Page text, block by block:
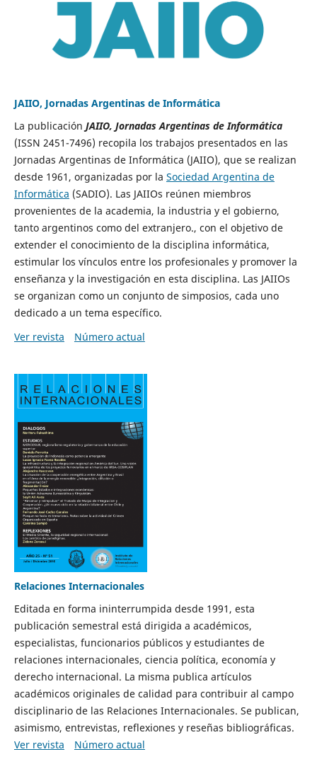
JAIIO, Jornadas Argentinas de Informática
La publicación JAIIO, Jornadas Argentinas de Informática
(ISSN 2451-7496) recopila los trabajos presentados en las
Jornadas Argentinas de Informática (JAIIO), que se realizan
desde 1961, organizadas por la Sociedad Argentina de
Informática (SADIO). Las JAIIOs reúnen miembros
provenientes de la academia, la industria y el gobierno,
tanto argentinos como del extranjero., con el objetivo de
extender el conocimiento de la disciplina informática,
estimular los vínculos entre los profesionales y promover la
enseñanza y la investigación en esta disciplina. Las JAIIOs
se organizan como un conjunto de simposios, cada uno
dedicado a un tema específico.
Ver revista
Número actual
Relaciones Internacionales
Editada en forma ininterrumpida desde 1991, esta
publicación semestral está dirigida a académicos,
especialistas, funcionarios públicos y estudiantes de
relaciones internacionales, ciencia política, economía y
derecho internacional. La misma publica artículos
académicos originales de calidad para contribuir al campo
disciplinario de las Relaciones Internacionales. Se publican,
asimismo, entrevistas, reflexiones y reseñas bibliográficas.
Ver revista
Número actual